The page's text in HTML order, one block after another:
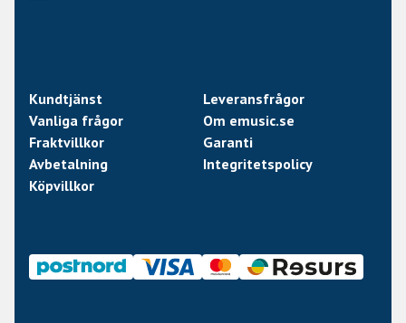
Kundtjänst
Leveransfrågor
Vanliga frågor
Om emusic.se
Fraktvillkor
Garanti
Avbetalning
Integritetspolicy
Köpvillkor